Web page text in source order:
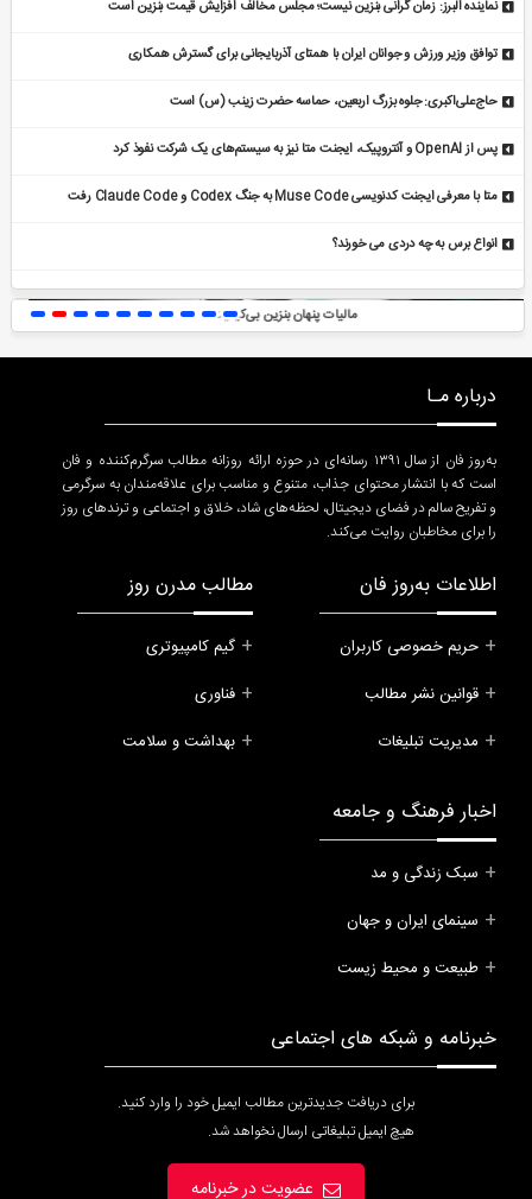
نماینده البرز: زمان گرانی بنزین نیست؛ مجلس مخالف افزایش قیمت بنزین است
توافق وزیر ورزش و جوانان ایران با همتای آذربایجانی برای گسترش همکاری
حاج‌علی‌اکبری: جلوه بزرگ اربعین، حماسه حضرت زینب (س) است
پس از OpenAI و آنتروپیک، ایجنت متا نیز به سیستم‌های یک شرکت نفوذ کرد
متا با معرفی ایجنت کدنویسی Muse Code به جنگ Codex و Claude Code رفت
انواع برس به چه دردی می خورند؟
درباره مـا
به‌روز فان از سال ۱۳۹۱ رسانه‌ای در حوزه ارائه روزانه مطالب سرگرم‌کننده و فان
است که با انتشار محتوای جذاب، متنوع و مناسب برای علاقه‌مندان به سرگرمی
و تفریح سالم در فضای دیجیتال، لحظه‌های شاد، خلاق و اجتماعی و ترندهای روز
را برای مخاطبان روایت می‌کند.
اطلاعات به‌روز فان
حریم خصوصی کاربران
قوانین نشر مطالب
مدیریت تبلیغات
مطالب مدرن روز
گیم کامپیوتری
فناوری
بهداشت و سلامت
اخبار فرهنگ و جامعه
سبک زندگی و مد
سینمای ایران و جهان
طبیعت و محیط زیست
خبرنامه و شبکه های اجتماعی
برای دریافت جدیدترین مطالب ایمیل خود را وارد کنید.
هیچ ایمیل تبلیغاتی ارسال نخواهد شد.
عضویت در خبرنامه